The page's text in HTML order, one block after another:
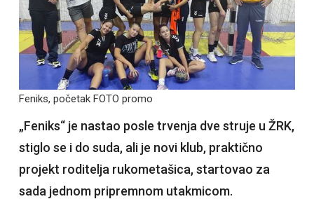
Feniks, početak FOTO promo
„Feniks“ je nastao posle trvenja dve struje u ŽRK,
stiglo se i do suda, ali je novi klub, praktično
projekt roditelja rukometašica, startovao za
sada jednom pripremnom utakmicom.